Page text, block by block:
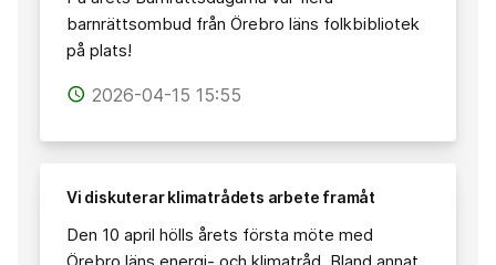
barnrättsombud från Örebro läns folkbibliotek
på plats!
access_time 2026-04-15 15:55
Vi diskuterar klimatrådets arbete framåt
Den 10 april hölls årets första möte med